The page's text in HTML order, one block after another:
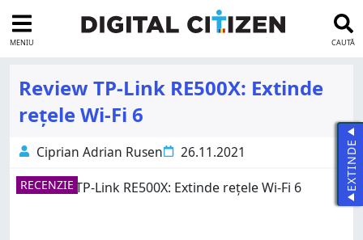
MENIU CAUTĂ
Review TP-Link RE500X: Extinde
rețele Wi-Fi 6
Ciprian Adrian Rusen 26.11.2021
RECENZIE EXTINDE